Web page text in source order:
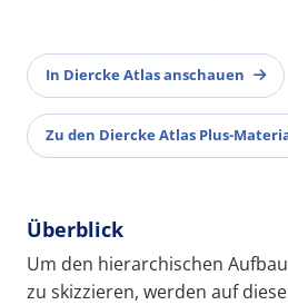
In Diercke Atlas anschauen
Zu den Diercke Atlas Plus-
Überblick
Um den hierarchischen
zu skizzieren, werden auf